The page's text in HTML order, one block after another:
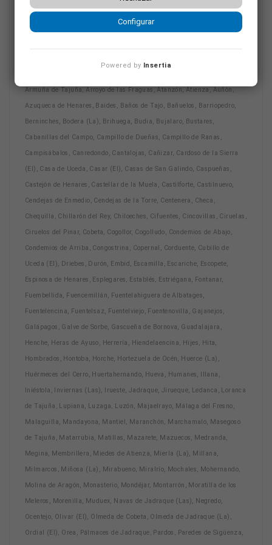
Albares, Albendiego, Alcocer, Alcolea de las Peñas, Alcolea del Pinar,
Alcoroches, Aldeanueva de Guadalajara, Algar de Mesa, Algora,
Armuña de Tajuña, Arroyo de las Fraguas, Atanzón, Atienza, Auñón,
Azuqueca de Henares, Baides, Baños de Tajo, Bañuelos, Barriopedro,
Berninches, Bodera (La), Brihuega, Budia, Bujalaro, Bustares,
Cabanillas del Campo, Campillo de Dueñas, Campillo de Ranas,
Campisábalos, Canredondo, Cantalojas, Cañizar, Cardoso de la Sierra
(El), Casa de Uceda, Casar (El), Casas de San Galindo, Caspueñas,
Castejón de Henares, Castellar de la Muela, Castilforte, Castilnuevo,
Cendejas de Enmedio, Cendejas de la Torre, Centenera, Checa,
Chequilla, Chillarón del Rey, Chiloeches, Cifuentes, Cincovillas, Ciruelas,
Ciruelos del Pinar, Cobeta, Cogollor, Cogolludo, Condemios de Abajo,
Condemios de Arriba, Congostrina, Copernal, Corduente, Cubillo de
Uceda (El), Driebes, Durón, Embid, Escamilla, Escariche, Escopete,
Espinosa de Henares, Esplegares, Establés, Estriégana, Fontanar,
Fuembellida, Fuencemillán, Fuentelahiguera de Albatages,
Fuentelencina, Fuentelsaz, Fuentelviejo, Fuentenovilla, Gajanejos,
Galápagos, Galve de Sorbe, Gascueña de Bornova, Guadalajara,
Henche, Heras de Ayuso, Herrería, Hiendelaencina, Hijes, Hita,
Hombrados, Hontoba, Horche, Hortezuela de Océn, Huerce (La),
Huérmeces del Cerro, Huertahernando, Hueva, Humanes, Illana,
Iniéstola, Inviernas (Las), Irueste, Jadraque, Jirueque, Ledanca, Loranca
de Tajuña, Lupiana, Luzaga, Luzón, Majaelrayo, Málaga del Fresno,
Malaguilla, Mandayona, Mantiel, Maranchón, Marchamalo, Masegoso
de Tajuña, Matarrubia, Matillas, Mazarete, Mazuecos, Medranda,
Megina, Membrillera, Miedes de Atienza, Mierla (La), Millana,
Milmarcos, Miñosa (La), Mirabueno, Miralrío, Mochales, Mohernando,
Molina de Aragón, Monasterio, Mondéjar, Montarrón, Moratilla de los
Meleros, Morenilla, Muduex, Navas de Jadraque (Las), Negredo,
Ocentejo, Olivar (El), Olmeda de Cobeta, Olmeda de Jadraque (La),
Ordial (El), Orea, Pálmaces de Jadraque, Pardos, Paredes de Sigüenza,
Configurar
Powered by Insertia